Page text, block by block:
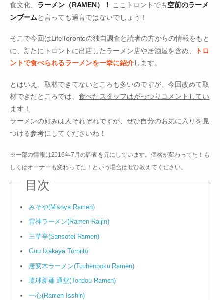
食文化、 ラーメン（RAMEN）！ ここトロントでも空前のラーメ
ンブームと言っても過言ではないでしょう！
そこで今回はLifeTorontoの独自調査と読者の方からの情報をもと
に、新たにトロントに出店したラーメン店や居酒屋を含め、
トロ
ントで食べられるラーメンを一挙に紹介します。
とはいえ、取材できてないところも多いのですが、今回改めて取
材できたところでは、 食べたスタッフはがっつりコメントしてい
ます！
ラーメンの好みは人それぞれですが、ぜひ自分のお気に入りを見
つける参考にしてくださいね！
※一部の情報は2016年7月の調査を元にしています。価格が変わってた！も
しくはオーナーも変わってた！という場合はぜひ教えてください。
みそや(Misoya Ramen)
雷神ラーメン(Ramen Raijin)
三草亭(Sansotei Ramen)
Guu Izakaya Toronto
唐変木ラーメン(Touhenboku Ramen)
琉球新麺 通堂(Tondou Ramen)
一心(Ramen Isshin)